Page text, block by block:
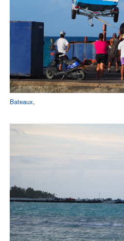
Bateaux,